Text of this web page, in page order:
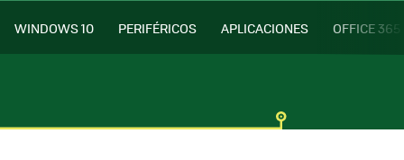
WINDOWS 10 PERIFÉRICOS APLICACIONES OFFICE 365